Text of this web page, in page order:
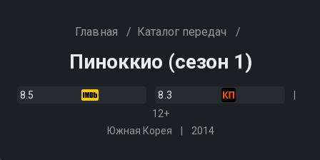
Главная / Каталог передач /
Пиноккио (сезон 1)
8.5
8.3
12+
Южная Корея
2014